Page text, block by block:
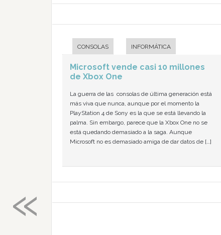
CONSOLAS INFORMÁTICA
Microsoft vende casi 10 millones
de Xbox One
La guerra de las consolas de última generación está
más viva que nunca, aunque por el momento la
PlayStation 4 de Sony es la que se está llevando la
palma. Sin embargo, parece que la Xbox One no se
está quedando demasiado a la saga. Aunque
Microsoft no es demasiado amiga de dar datos de […]
«